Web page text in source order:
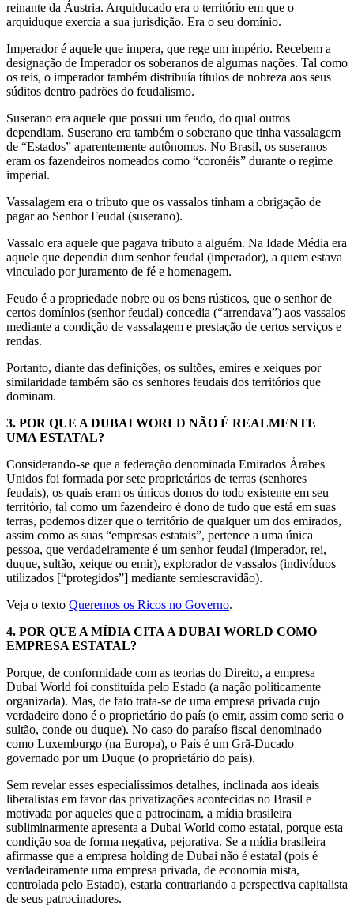
reinante da Áustria. Arquiducado era o território em que o
arquiduque exercia a sua jurisdição. Era o seu domínio.
Imperador é aquele que impera, que rege um império. Recebem a
designação de Imperador os soberanos de algumas nações. Tal como
os reis, o imperador também distribuía títulos de nobreza aos seus
súditos dentro padrões do feudalismo.
Suserano era aquele que possui um feudo, do qual outros
dependiam. Suserano era também o soberano que tinha vassalagem
de “Estados” aparentemente autônomos. No Brasil, os suseranos
eram os fazendeiros nomeados como “coronéis” durante o regime
imperial.
Vassalagem era o tributo que os vassalos tinham a obrigação de
pagar ao Senhor Feudal (suserano).
Vassalo era aquele que pagava tributo a alguém. Na Idade Média era
aquele que dependia dum senhor feudal (imperador), a quem estava
vinculado por juramento de fé e homenagem.
Feudo é a propriedade nobre ou os bens rústicos, que o senhor de
certos domínios (senhor feudal) concedia (“arrendava”) aos vassalos
mediante a condição de vassalagem e prestação de certos serviços e
rendas.
Portanto, diante das definições, os sultões, emires e xeiques por
similaridade também são os senhores feudais dos territórios que
dominam.
3. POR QUE A DUBAI WORLD NÃO É REALMENTE
UMA ESTATAL?
Considerando-se que a federação denominada Emirados Árabes
Unidos foi formada por sete proprietários de terras (senhores
feudais), os quais eram os únicos donos do todo existente em seu
território, tal como um fazendeiro é dono de tudo que está em suas
terras, podemos dizer que o território de qualquer um dos emirados,
assim como as suas “empresas estatais”, pertence a uma única
pessoa, que verdadeiramente é um senhor feudal (imperador, rei,
duque, sultão, xeique ou emir), explorador de vassalos (indivíduos
utilizados [“protegidos”] mediante semiescravidão).
Veja o texto Queremos os Ricos no Governo.
4. POR QUE A MÍDIA CITA A DUBAI WORLD COMO
EMPRESA ESTATAL?
Porque, de conformidade com as teorias do Direito, a empresa
Dubai World foi constituída pelo Estado (a nação politicamente
organizada). Mas, de fato trata-se de uma empresa privada cujo
verdadeiro dono é o proprietário do país (o emir, assim como seria o
sultão, conde ou duque). No caso do paraíso fiscal denominado
como Luxemburgo (na Europa), o País é um Grã-Ducado
governado por um Duque (o proprietário do país).
Sem revelar esses especialíssimos detalhes, inclinada aos ideais
liberalistas em favor das privatizações acontecidas no Brasil e
motivada por aqueles que a patrocinam, a mídia brasileira
subliminarmente apresenta a Dubai World como estatal, porque esta
condição soa de forma negativa, pejorativa. Se a mídia brasileira
afirmasse que a empresa holding de Dubai não é estatal (pois é
verdadeiramente uma empresa privada, de economia mista,
controlada pelo Estado), estaria contrariando a perspectiva capitalista
de seus patrocinadores.